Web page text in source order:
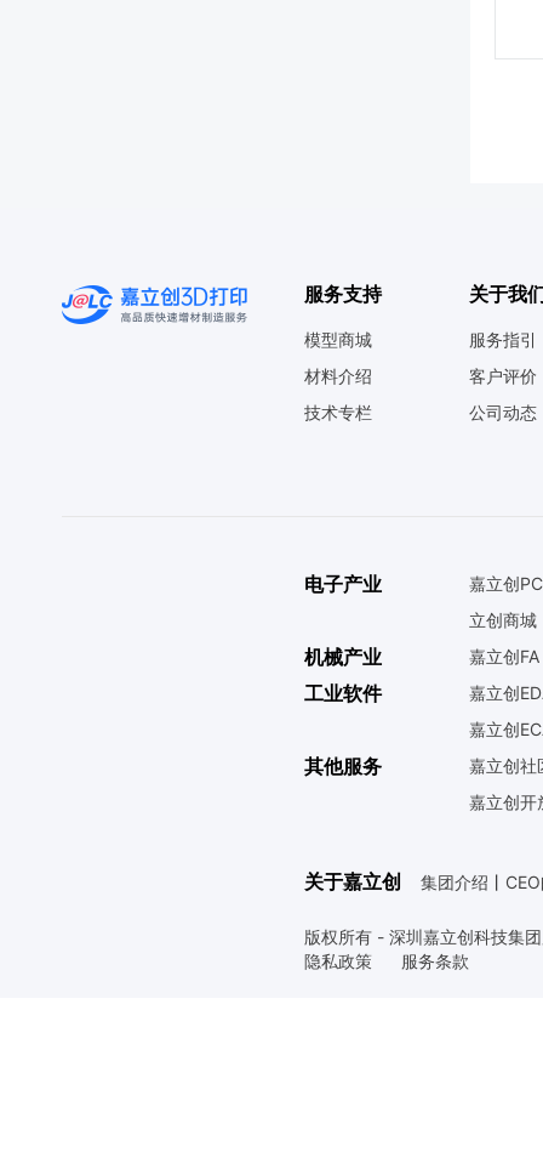
服务支持
模型商城
材料介绍
技术专栏
关于我
服务指引
客户评价
公司动态
电子产业
嘉立创
立创商城
机械产业 嘉立创FA
工业软件
嘉立创
嘉立创
其他服务
嘉立创社
嘉立创开
关于嘉立创 集团介绍 丨
版权所有 - 深圳嘉立创科技集
隐私政策
服务条款